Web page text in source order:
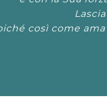
così come